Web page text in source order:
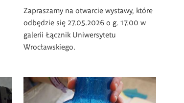
Zapraszamy na otwarcie wystawy, które
odbędzie się 27.05.2026 o g. 17.00 w
galerii Łącznik Uniwersytetu
Wrocławskiego.